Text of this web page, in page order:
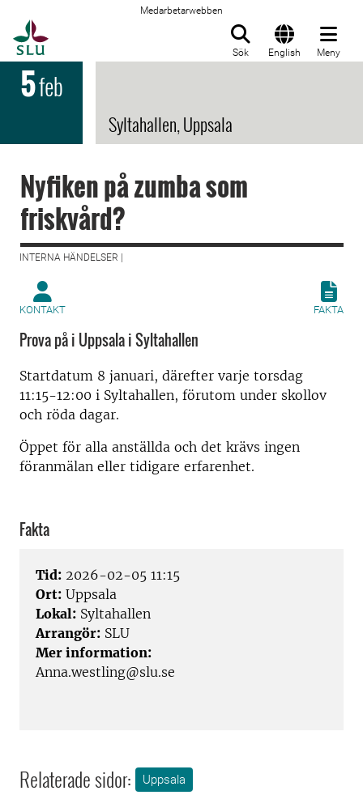
Medarbetarwebben
Sök English Meny
5feb
Syltahallen, Uppsala
Nyfiken på zumba som
friskvård?
INTERNA HÄNDELSER |
KONTAKT FAKTA
Prova på i Uppsala i Syltahallen
Startdatum 8 januari, därefter varje torsdag
11:15-12:00 i Syltahallen, förutom under skollov
och röda dagar.
Öppet för alla anställda och det krävs ingen
föranmälan eller tidigare erfarenhet.
Fakta
Tid: 2026-02-05 11:15
Ort: Uppsala
Lokal: Syltahallen
Arrangör: SLU
Mer information:
Anna.westling@slu.se
Relaterade sidor: Uppsala